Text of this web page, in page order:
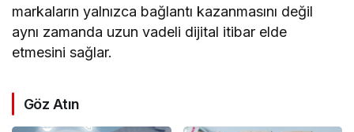
markaların yalnızca bağlantı kazanmasını değil
aynı zamanda uzun vadeli dijital itibar elde
etmesini sağlar.
Göz Atın